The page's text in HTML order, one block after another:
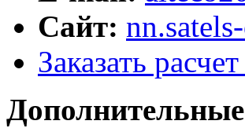
Сайт:
Заказать